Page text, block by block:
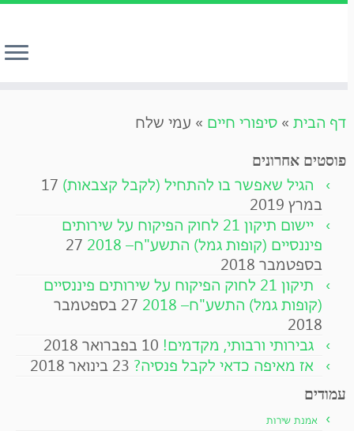
דף הבית » סיפורי חיים » עמי שלח
פוסטים אחרונים
הגיל שאפשר בו להתחיל (לקבל קצבאות) 17
במרץ 2019
יישום תיקון 21 לחוק הפיקוח על שירותים
פיננסיים (קופות גמל) התשע"ח– 2018
27
בספטמבר 2018
תיקון 21 לחוק הפיקוח על שירותים פיננסיים
(קופות גמל) התשע"ח– 2018
27 בספטמבר
2018
גבירותי ורבותי, מקדמים! 10 בפברואר 2018
אז מאיפה כדאי לקבל פנסיה? 23 בינואר 2018
עמודים
אמנת שירות